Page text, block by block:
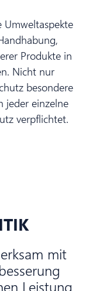
Umweltaspekte
Produkte in
Nicht nur
besondere
jeder einzelne
verpflichtet.
mit
Leistung